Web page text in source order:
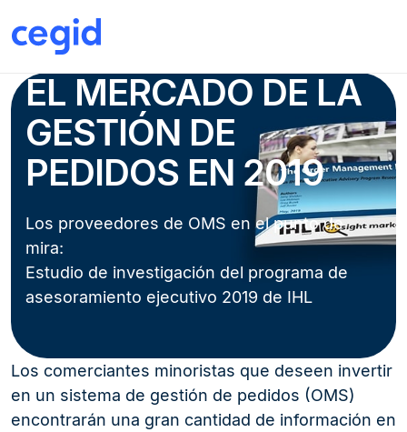
EL MERCADO DE LA
GESTIÓN DE
PEDIDOS EN 2019
Los proveedores de OMS en el punto de
mira:
Estudio de investigación del programa de
asesoramiento ejecutivo 2019 de IHL
Los comerciantes minoristas que deseen invertir
en un sistema de gestión de pedidos (OMS)
encontrarán una gran cantidad de información en